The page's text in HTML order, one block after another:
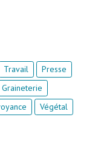
Travail
Presse
Graineterie
Végétal